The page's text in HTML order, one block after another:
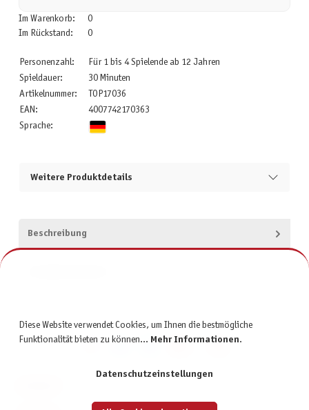
Im Warenkorb:
0
Im Rückstand:
0
Personenzahl:
Für 1 bis 4 Spielende ab 12 Jahren
Spieldauer:
30 Minuten
Artikelnummer:
TOP17036
EAN:
4007742170363
Sprache:
Weitere Produktdetails
Beschreibung
Diese Website verwendet Cookies, um Ihnen die bestmögliche
Funktionalität bieten zu können... Mehr Informationen.
Datenschutzeinstellungen